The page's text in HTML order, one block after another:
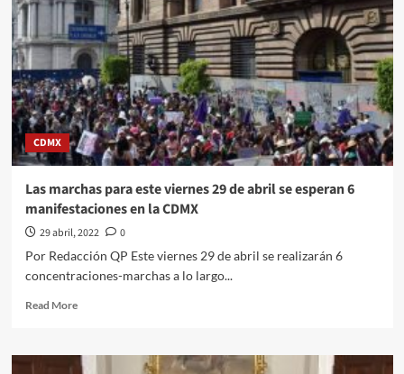
al
cartón
de
#Luy
#Monero
a
través
de
du
trazo
verdadero
crecimiento
#quehacerpolitico
CDMX
Las marchas para este viernes 29 de abril se esperan 6
manifestaciones en la CDMX
29 abril, 2022
0
Por Redacción QP Este viernes 29 de abril se realizarán 6
concentraciones-marchas a lo largo...
Read MoreRead
Las
marchas